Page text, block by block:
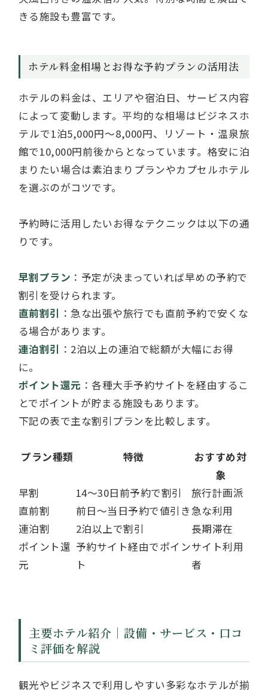
きる施設も豊富です。
ホテル料金相場とお得な予約プランの活用法
ホテルの料金は、エリアや宿泊日、サービス内容
によって変動します。平均的な相場はビジネスホ
テルで1泊5,000円～8,000円、リゾート・温泉旅
館で10,000円前後からとなっています。格安に泊
まりたい場合は素泊まりプランやカプセルホテル
を選ぶのがコツです。
予約時に活用したいお得なテクニックは以下の通
りです。
早割プラン ：予定が決まっていれば早めの予約で
割引を受けられます。
直前割引 ：急な出張や旅行でも直前予約で安くな
る場合があります。
連泊割引 ：2泊以上の連泊で総額が大幅にお得
に。
ポイント還元 ：各種大手予約サイトを経由するこ
とでポイントが貯まる施設もあります。
下記の表で主な割引プランを比較します。
プラン種類 特徴
おすすめ対
象
早割
14～30日前予約で割引
旅行計画派
直前割
前日～当日予約で値引き急な利用
連泊割
2泊以上で割引
長期滞在
ポイント還
元
予約サイト経由でポイン
ト
サイト利用
者
主要ホテル紹介｜設備・サービス・口コ
ミ評価を解説
観光やビジネスで利用しやすい多彩なホテルが揃